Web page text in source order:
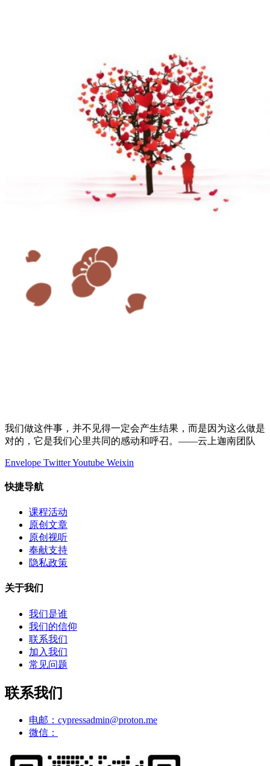
我们做这件事，并不见得一定会产生结果，而是因为这么做是
对的，它是我们心里共同的感动和呼召。——云上迦南团队
Envelope TwitterYoutube Weixin
快捷导航
课程活动
原创文章
原创视听
奉献支持
隐私政策
关于我们
我们是谁
我们的信仰
联系我们
加入我们
常见问题
联系我们
电邮：cypressadmin@proton.me
微信：